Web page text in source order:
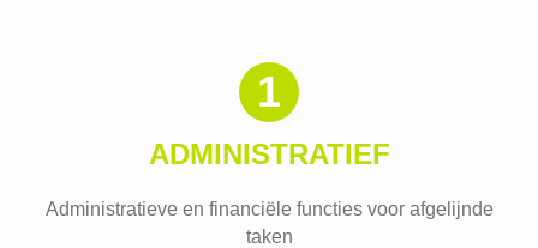
1
ADMINISTRATIEF
Administratieve en financiële functies voor afgelijnde
taken